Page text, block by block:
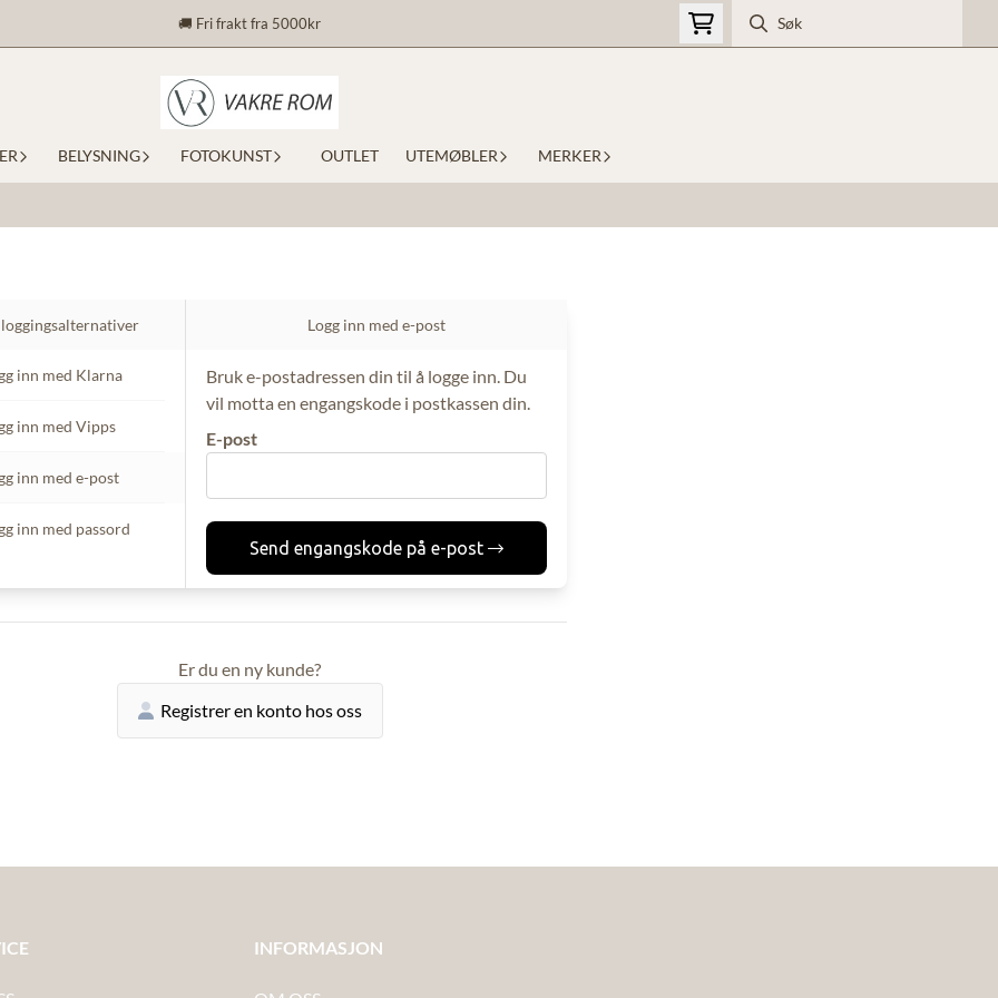
🚚 Fri frakt fra 5000kr
BELYSNING FOTOKUNST OUTLET UTEMØBLER MERKER
inn med Klarna
inn med Vipps
inn med e-post
inn med passord
Logg inn med e-post
Bruk e-postadressen din til å logge inn. Du
vil motta en engangskode i postkassen din.
E-post
Send engangskode på e-post
Er du en ny kunde?
Registrer en konto hos oss
INFORMASJON